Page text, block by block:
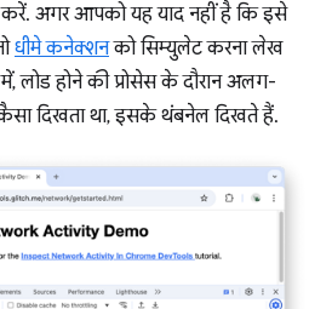
अगर आपको यह याद नहीं है कि इसे
धीमे कनेक्शनको सिम्युलेट करना लेख
लोड होने की प्रोसेस के दौरान अलग-
दिखता था, इसके थंबनेल दिखते हैं.